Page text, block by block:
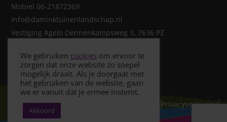
Mobiel 06-21872369
info@daminktuinenlandschap.nl
Vestiging Agelo Dennenkampsweg 3, 7636 PZ
© Copyright 2026- Damink Tuin & LandschapPrivacyverklaring
We gebruiken cookies om ervoor te
zorgen dat onze website zo soepel
mogelijk draait. Als je doorgaat met
het gebruiken van de website, gaan
we er vanuit dat je ermee instemt.
Akkoord